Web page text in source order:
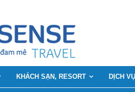
KHÁCH SẠN, RESORT DỊCH VỤ